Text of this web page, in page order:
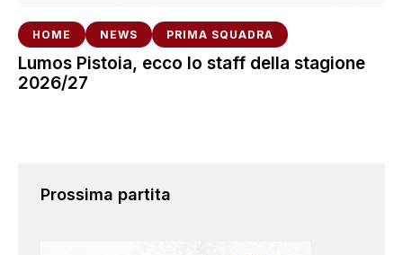
HOME NEWS PRIMA SQUADRA
Lumos Pistoia, ecco lo staff della stagione
2026/27
Prossima partita